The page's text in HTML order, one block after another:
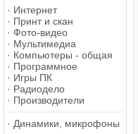
· Интернет
· Принт и скан
· Фото-видео
· Мультимедиа
· Компьютеры - общая
· Программное
· Игры ПК
· Радиодело
· Производители
· Динамики, микрофоны